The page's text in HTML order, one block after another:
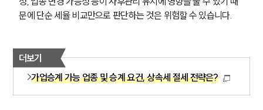
AI대륜
기업 인사이트
사례분석/최신동향
문에 단순 세율 비교만으로 판단하는 것은 위험할 수 있습니다.
더보기
가업승계 가능 업종 및 승계 요건, 상속세 절세 전략은?